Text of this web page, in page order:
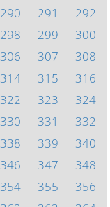
290 291
292
298 299
300
306 307
308
314 315
316
322 323
324
330 331
332
338 339
340
346 347
348
354 355
356